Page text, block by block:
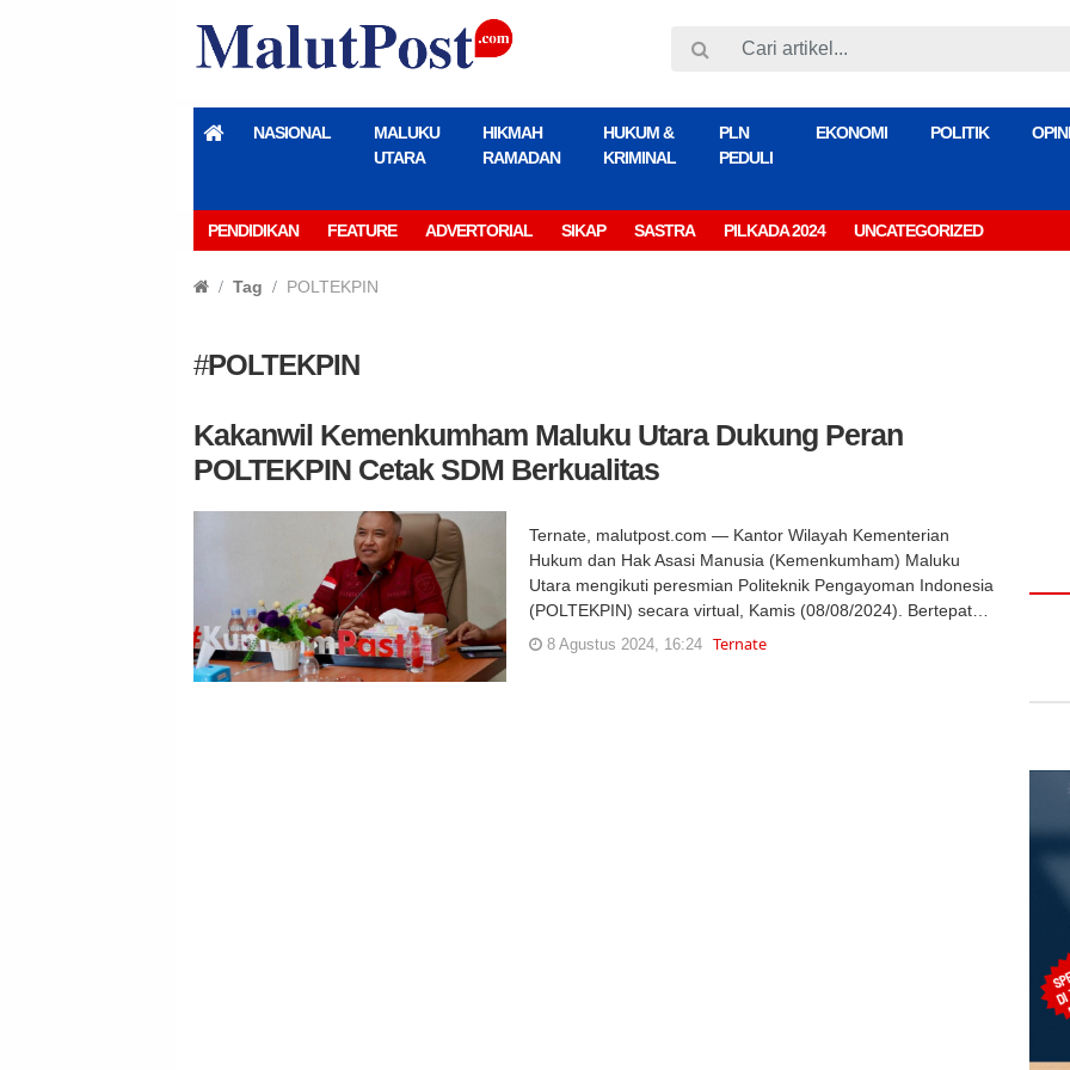
NASIONAL
MALUKU
UTARA
HIKMAH
RAMADAN
HUKUM &
KRIMINAL
PLN
PEDULI
EKONOMI POLITIK OPINI
PENDIDIKAN FEATURE ADVERTORIAL SIKAP SASTRA PILKADA 2024 UNCATEGORIZED
Tag POLTEKPIN
#POLTEKPIN
Kakanwil Kemenkumham Maluku Utara Dukung Peran
POLTEKPIN Cetak SDM Berkualitas
Ternate, malutpost.com — Kantor Wilayah Kementerian
Hukum dan Hak Asasi Manusia (Kemenkumham) Maluku
Utara mengikuti peresmian Politeknik Pengayoman Indonesia
(POLTEKPIN) secara virtual, Kamis (08/08/2024). Bertepat…
8 Agustus 2024, 16:24 Ternate